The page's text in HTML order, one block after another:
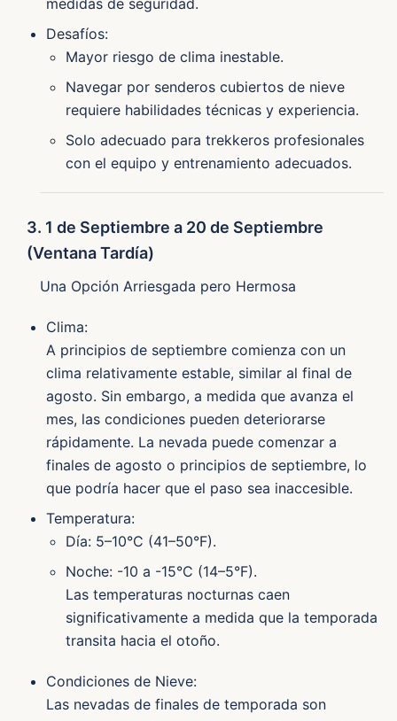
Desafíos:
Mayor riesgo de clima inestable.
Navegar por senderos cubiertos de nieve
requiere habilidades técnicas y experiencia.
Solo adecuado para trekkeros profesionales
con el equipo y entrenamiento adecuados.
3. 1 de Septiembre a 20 de Septiembre
(Ventana Tardía)
Una Opción Arriesgada pero Hermosa
Clima:
A principios de septiembre comienza con un
clima relativamente estable, similar al final de
agosto. Sin embargo, a medida que avanza el
mes, las condiciones pueden deteriorarse
rápidamente. La nevada puede comenzar a
finales de agosto o principios de septiembre, lo
que podría hacer que el paso sea inaccesible.
Temperatura:
Día: 5–10°C (41–50°F).
Noche: -10 a -15°C (14–5°F).
Las temperaturas nocturnas caen
significativamente a medida que la temporada
transita hacia el otoño.
Condiciones de Nieve:
Las nevadas de finales de temporada son